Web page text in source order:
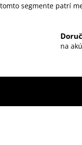
segmente patrí
na